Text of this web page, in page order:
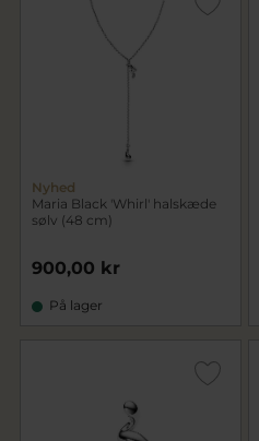
Nyhed
Maria Black 'Whirl' halskæde
sølv (48 cm)
900,00 kr
På lager